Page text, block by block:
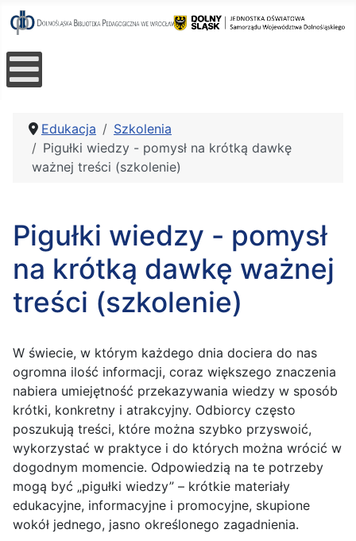
Edukacja
Szkolenia
Pigułki wiedzy - pomysł na krótką dawkę
ważnej treści (szkolenie)
Pigułki wiedzy - pomysł
na krótką dawkę ważnej
treści (szkolenie)
W świecie, w którym każdego dnia dociera do nas
ogromna ilość informacji, coraz większego znaczenia
nabiera umiejętność przekazywania wiedzy w sposób
krótki, konkretny i atrakcyjny. Odbiorcy często
poszukują treści, które można szybko przyswoić,
wykorzystać w praktyce i do których można wrócić w
dogodnym momencie. Odpowiedzią na te potrzeby
mogą być „pigułki wiedzy” – krótkie materiały
edukacyjne, informacyjne i promocyjne, skupione
wokół jednego, jasno określonego zagadnienia.